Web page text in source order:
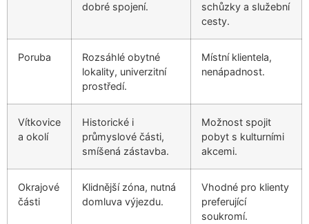
dobré spojení.
schůzky a služební
cesty.
Poruba
Rozsáhlé obytné
lokality, univerzitní
prostředí.
Místní klientela,
nenápadnost.
Vítkovice
a okolí
Historické i
průmyslové části,
smíšená zástavba.
Možnost spojit
pobyt s kulturními
akcemi.
Okrajové
části
Klidnější zóna, nutná
domluva výjezdu.
Vhodné pro klienty
preferující
soukromí.